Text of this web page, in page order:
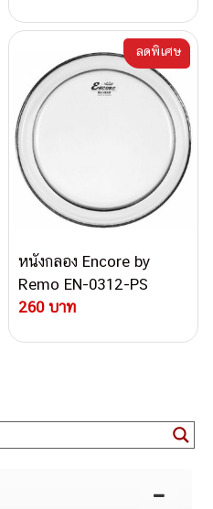
หนังกลอง Encore by
Remo EN-0312-PS
260 บาท
ลดพิเศษ